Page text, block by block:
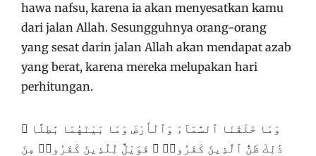
hawa nafsu, karena ia akan menyesatkan kamu
dari jalan Allah. Sesungguhnya orang-orang
yang sesat darin jalan Allah akan mendapat azab
yang berat, karena mereka melupakan hari
perhitungan.
وَمَا خَلَقْنَا ٱلسَّمَآءَ وَٱلْأَرْضَ وَمَا بَيْنَهُمَا بَٰطِلًا ۚ
ذَٰلِكَ ظَنُّ ٱلَّذِينَ كَفَرُوا۟ ۚ فَوَيْلٌ لِّلَّذِينَ كَفَرُوا۟ مِنَ